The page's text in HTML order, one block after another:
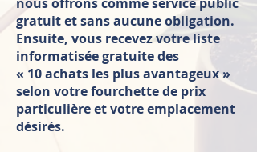
gratuit et sans aucune obligation.
Ensuite, vous recevez votre liste
informatisée gratuite des
« 10 achats les plus avantageux »
selon votre fourchette de prix
particulière et votre emplacement
désirés.